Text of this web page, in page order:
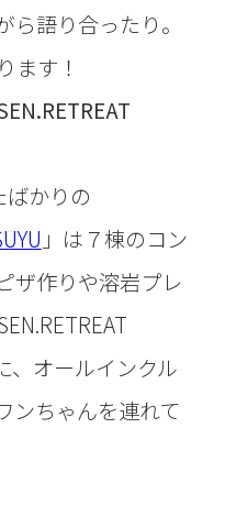
ら語り合ったり。
ます！
ばかりの
」は７棟のコン
ザ作りや溶岩プレ
、オールインクル
ンちゃんを連れて